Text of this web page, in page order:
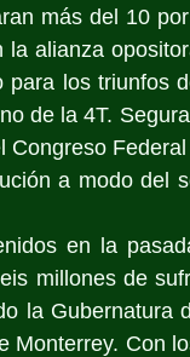
más del 10
alianza
los triunfos
de la 4T.
Congreso
a modo del
en la
millones de
la Gubernatura
Monterrey. Con